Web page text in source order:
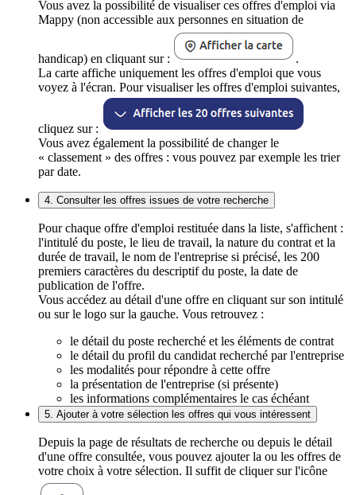
Vous avez la possibilité de visualiser ces offres d'emploi via
Mappy (non accessible aux personnes en situation de
handicap) en cliquant sur :
.
La carte affiche uniquement les offres d'emploi que vous
voyez à l'écran. Pour visualiser les offres d'emploi suivantes,
cliquez sur :
Vous avez également la possibilité de changer le
« classement » des offres : vous pouvez par exemple les trier
par date.
4. Consulter les offres issues de votre recherche
Pour chaque offre d'emploi restituée dans la liste, s'affichent :
l'intitulé du poste, le lieu de travail, la nature du contrat et la
durée de travail, le nom de l'entreprise si précisé, les 200
premiers caractères du descriptif du poste, la date de
publication de l'offre.
Vous accédez au détail d'une offre en cliquant sur son intitulé
ou sur le logo sur la gauche. Vous retrouvez :
le détail du poste recherché et les éléments de contrat
le détail du profil du candidat recherché par l'entreprise
les modalités pour répondre à cette offre
la présentation de l'entreprise (si présente)
les informations complémentaires le cas échéant
5. Ajouter à votre sélection les offres qui vous intéressent
Depuis la page de résultats de recherche ou depuis le détail
d'une offre consultée, vous pouvez ajouter la ou les offres de
votre choix à votre sélection. Il suffit de cliquer sur l'icône